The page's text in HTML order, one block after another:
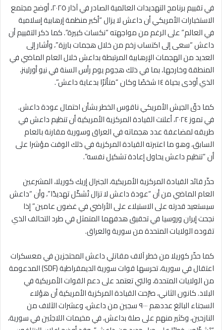
في تقييم برنامج التهديدات العالمية الصادر في آذار ٢٠٢٥، أوضح مجتمع
الاستخبارات الأمريكي أن داعش لا يزال “أكبر منظمة إرهابية إسلامية
في العالم” على الرغم من مواجهته “نكسات كبيرة”. كما ذكر التقييم أن
داعش “سعى إلى اكتساب زخم من خلال هجمات بارزة”، وأشار إلى
العديد من الهجمات الإرهابية المرتبطة بداعش خلال العام الماضي في
المنطقة وخارجها، بما في ذلك هجوم يوم رأس السنة في نيو أورلينز،
الذي أودى بحياة ١٤ شخصًا وكان “متأثرًا بدعاية داعش”.
كما دقّ الجيش الأمريكي ناقوس الخطر بشأن احتمال عودة داعش.
في تموز ٢٠٢٤، أعلنت القيادة المركزية الأمريكية أن تنظيم داعش في
طريقه لمضاعفة عدد هجماته في العراق وسورية مقارنة بالعام
السابق، وهو ما اعتبرته القيادة المركزية في ذلك الوقت مؤشرا على
أن “تنظيم داعش يحاول إعادة تشكيل نفسه”.
حذّر قائد القيادة المركزية الأمريكية، الجنرال إريك كوريلا، المشرعين
العام الماضي من أن “عودة داعش لا تزال تُشكّل تهديدًا”، وأن “داعش
سيستعيد قدرته على الاستيلاء على الأراضي في غضون عامين” إذا
نجحت إيران وروسيا في تحقيق هدفهما المتمثل في طرد التحالف الذي
تقوده الولايات المتحدة من سورية والعراق.
كما حذّر كوريلا من خطر آلاف مقاتلي داعش المحتجزين في معسكرات
اعتقال في سورية، تحرسها قوات سورية الديمقراطية (SDF) المدعومة
من الولايات المتحدة، والتي تعتمد على دعم القوات الأمريكية في
البلاد. كانون الثاني، صرّحت القيادة المركزية الأمريكية أن هؤلاء
السجناء البالغ عددهم ٩٠٠٠ سجين من داعش، وعشرات الآلاف من
النازحين، وكثير منهم على صلة بداعش، في مخيمات اللاجئين في سورية،